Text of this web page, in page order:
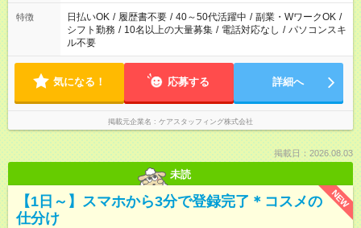
特徴 日払いOK / 履歴書不要 / 40～50代活躍中 / 副業・WワークOK /
シフト勤務 / 10名以上の大量募集 / 電話対応なし / パソコンスキ
ル不要
気になる！ 応募する 詳細へ
掲載元企業名 ケアスタッフィング株式会社
掲載日：2026.08.03
未読
NEW
【1日～】スマホから3分で登録完了＊コスメの
仕分け